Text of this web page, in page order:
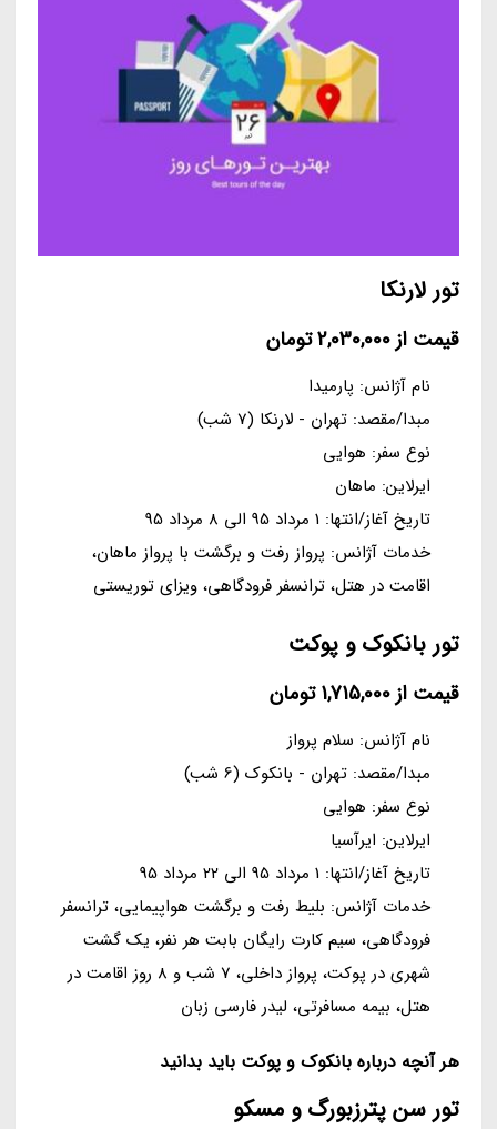
تور لارنکا
قیمت از 2,030,000 تومان
نام آژانس: پارمیدا
مبدا/مقصد: تهران - لارنکا (7 شب)
نوع سفر: هوایی
ایرلاین: ماهان
تاریخ آغاز/انتها: 1 مرداد 95 الی 8 مرداد 95
خدمات آژانس: پرواز رفت و برگشت با پرواز ماهان،
اقامت در هتل، ترانسفر فرودگاهی، ویزای توریستی
تور بانکوک و پوکت
قیمت از 1,715,000 تومان
نام آژانس: سلام پرواز
مبدا/مقصد: تهران - بانکوک (6 شب)
نوع سفر: هوایی
ایرلاین: ایرآسیا
تاریخ آغاز/انتها: 1 مرداد 95 الی 22 مرداد 95
خدمات آژانس: بلیط رفت و برگشت هواپیمایی، ترانسفر
فرودگاهی، سیم کارت رایگان بابت هر نفر، یک گشت
شهری در پوکت، پرواز داخلی، 7 شب و 8 روز اقامت در
هتل، بیمه مسافرتی، لیدر فارسی زبان
هر آنچه درباره بانکوک و پوکت باید بدانید
تور سن پترزبورگ و مسکو